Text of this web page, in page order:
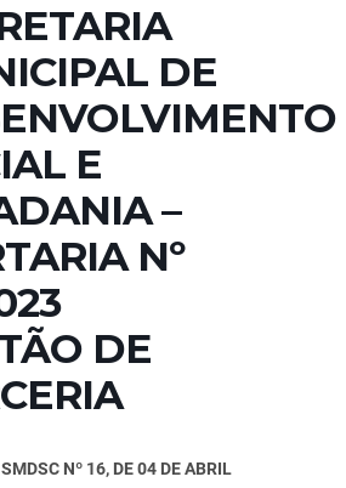
DE
E
–
Nº
DE
Nº 16, DE 04 DE ABRIL